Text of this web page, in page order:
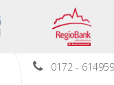
0172 - 614959